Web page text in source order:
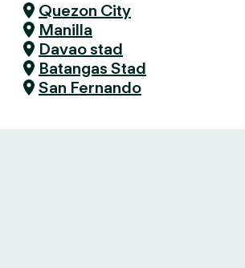
Quezon City
Manilla
Davao stad
Batangas Stad
San Fernando